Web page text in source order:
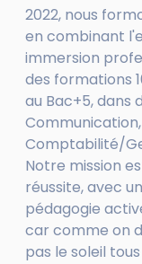
2022, nous
en combinant
immersion
des formations
au Bac+5, dans
Comptabilité/
Notre mission
réussite, avec
pédagogie
car comme on
pas le soleil